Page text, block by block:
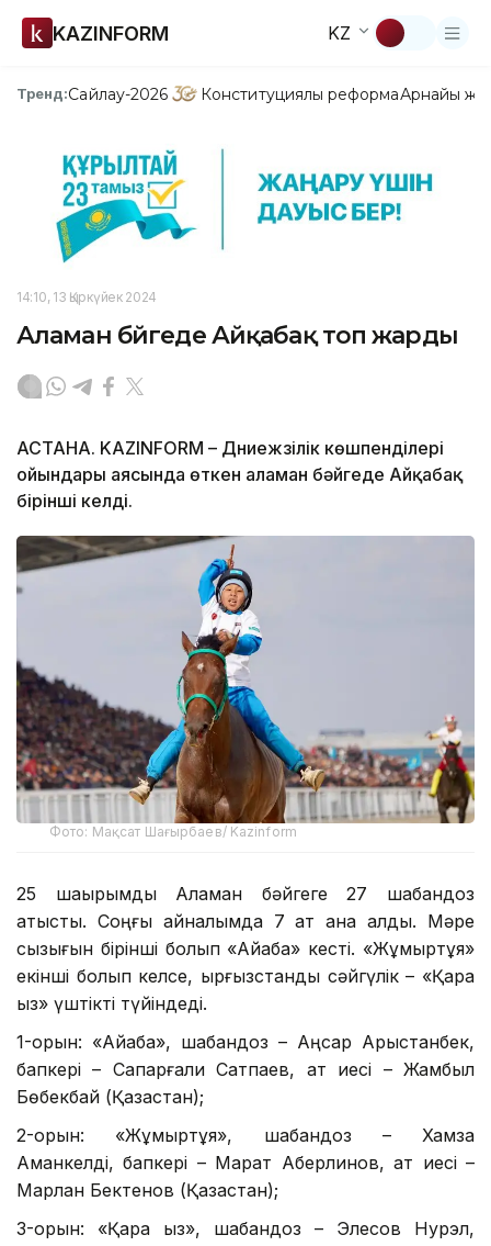
KAZINFORM KZ
Тренд:Сайлау-2026 Конституциялық реформаАрнайы
14:10, 13 Қыркүйек 2024
Аламан бәйгеде Айқабақ топ жарды
АСТАНА. KAZINFORM – Дүниежүзілік көшпенділері
ойындары аясында өткен аламан бәйгеде Айқабақ
бірінші келді.
Фото: Мақсат Шағырбаев/ Kazinform
25 шақырымдық Аламан бәйгеге 27 шабандоз
қатысты. Соңғы айналымда 7 ат қана қалды. Мәре
сызығын бірінші болып «Айқабақ» кесті. «Жұмыртұяқ»
екінші болып келсе, қырғызстандық сәйгүлік – «Қара
қыз» үштікті түйіндеді.
1-орын: «Айқабақ», шабандоз – Аңсар Арыстанбек,
бапкері – Сапарғали Сатпаев, ат иесі – Жамбыл
Бөбекбай (Қазақстан);
2-орын: «Жұмыртұяқ», шабандоз – Хамза
Аманкелді, бапкері – Марат Ақберлинов, ат иесі –
Марлан Бектенов (Қазақстан);
3-орын: «Қара қыз», шабандоз – Элесов Нурэл,